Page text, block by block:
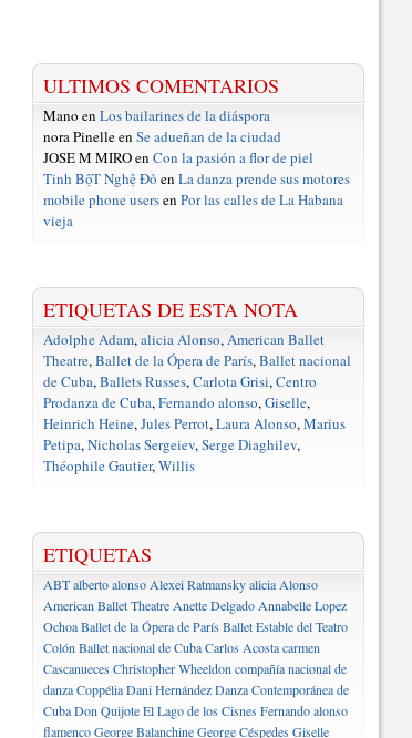
ULTIMOS COMENTARIOS
Mano en Los bailarines de la diáspora
nora Pinelle en Se adueñan de la ciudad
JOSE M MIRO en Con la pasión a flor de piel
Tinh BộT Nghệ Đỏ en La danza prende sus motores
mobile phone usersen Por las calles de La Habana
vieja
ETIQUETAS DE ESTA NOTA
Adolphe Adam,alicia Alonso,American Ballet
Theatre,Ballet de la Ópera de París,Ballet nacional
de Cuba,Ballets Russes,Carlota Grisi,Centro
Prodanza de Cuba,Fernando alonso,Giselle,
Heinrich Heine,Jules Perrot,Laura Alonso,Marius
Petipa,Nicholas Sergeiev,Serge Diaghilev,
Théophile Gautier,Willis
ETIQUETAS
ABTalberto alonso Alexei Ratmanskyalicia Alonso
American Ballet Theatre Anette Delgado Annabelle Lopez
OchoaBallet de la Ópera de ParísBallet Estable del Teatro
Colón Ballet nacional de CubaCarlos Acostacarmen
CascanuecesChristopher Wheeldon compañía nacional de
danzaCoppéliaDani HernándezDanza Contemporánea de
CubaDon QuijoteEl Lago de los CisnesFernando alonso
flamencoGeorge BalanchineGeorge CéspedesGiselle